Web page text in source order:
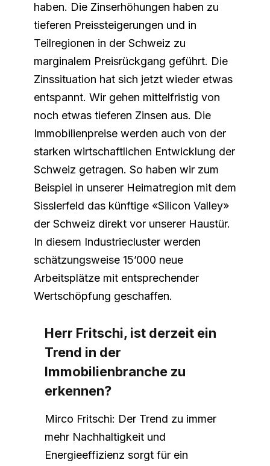
haben. Die Zinserhöhungen haben zu
tieferen Preissteigerungen und in
Teilregionen in der Schweiz zu
marginalem Preisrückgang geführt. Die
Zinssituation hat sich jetzt wieder etwas
entspannt. Wir gehen mittelfristig von
noch etwas tieferen Zinsen aus. Die
Immobilienpreise werden auch von der
starken wirtschaftlichen Entwicklung der
Schweiz getragen. So haben wir zum
Beispiel in unserer Heimatregion mit dem
Sisslerfeld das künftige «Silicon Valley»
der Schweiz direkt vor unserer Haustür.
In diesem Industriecluster werden
schätzungsweise 15’000 neue
Arbeitsplätze mit entsprechender
Wertschöpfung geschaffen.
Herr Fritschi, ist derzeit ein
Trend in der
Immobilienbranche zu
erkennen?
Mirco Fritschi: Der Trend zu immer
mehr Nachhaltigkeit und
Energieeffizienz sorgt für ein